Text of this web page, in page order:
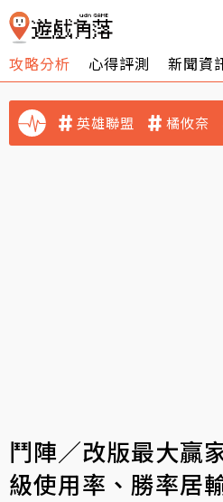
攻略分析 心得評測 新聞資
英雄聯盟 橘攸奈
鬥陣／改版最大贏
級使用率、勝率居